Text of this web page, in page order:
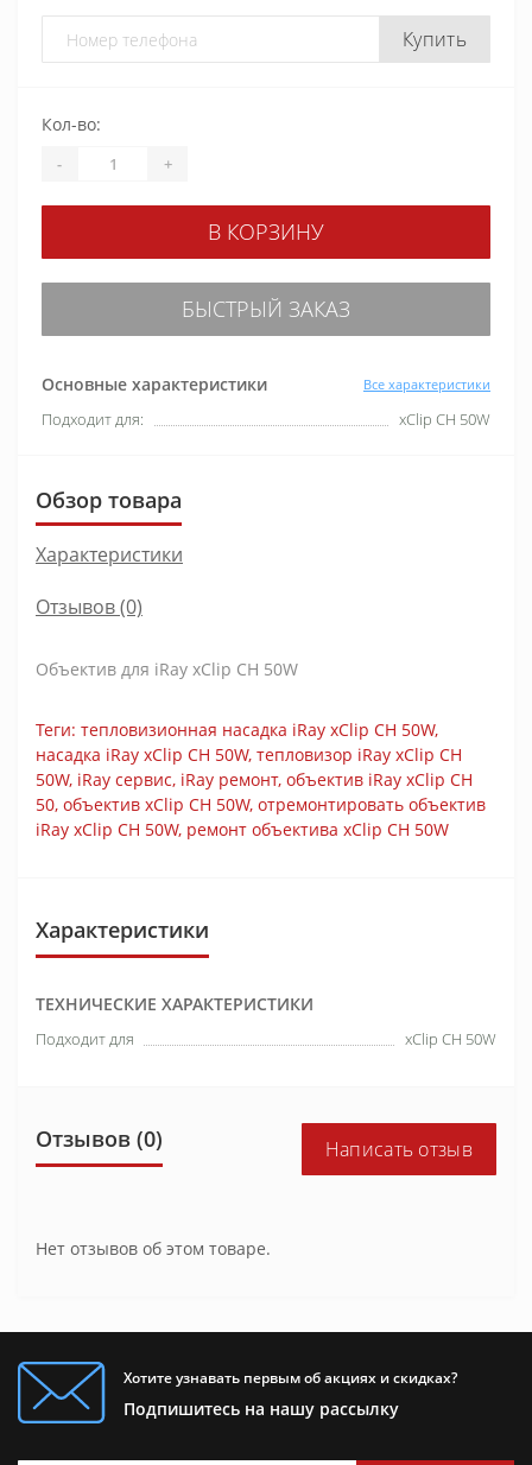
Купить
Основные характеристики Все характеристики
Подходит для: xClip CH 50W
Кол-во:
- +
В КОРЗИНУ
БЫСТРЫЙ ЗАКАЗ
Обзор товара
Характеристики
Отзывов (0)
Объектив для iRay xClip CH 50W
Теги: тепловизионная насадка iRay xClip CH 50W,
насадка iRay xClip CH 50W, тепловизор iRay xClip CH
50W, iRay сервис, iRay ремонт, объектив iRay xClip CH
50, объектив xClip CH 50W, отремонтировать объектив
iRay xClip CH 50W, ремонт объектива xClip CH 50W
Характеристики
ТЕХНИЧЕСКИЕ ХАРАКТЕРИСТИКИ
Подходит для xClip CH 50W
Отзывов (0) Написать отзыв
Нет отзывов об этом товаре.
Хотите узнавать первым об акциях и скидках?
Подпишитесь на нашу рассылку